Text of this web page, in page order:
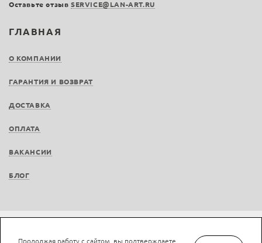
ГЛАВНАЯ
О КОМПАНИИ
ГАРАНТИЯ И ВОЗВРАТ
ДОСТАВКА
ОПЛАТА
ВАКАНСИИ
БЛОГ
Оставьте отзыв SERVICE@LAN-ART.RU
Не является публичной офертой © LAN-art.ru, 2013—2026. Все права защищены.
Продолжая работу с сайтом, вы подтверждаете